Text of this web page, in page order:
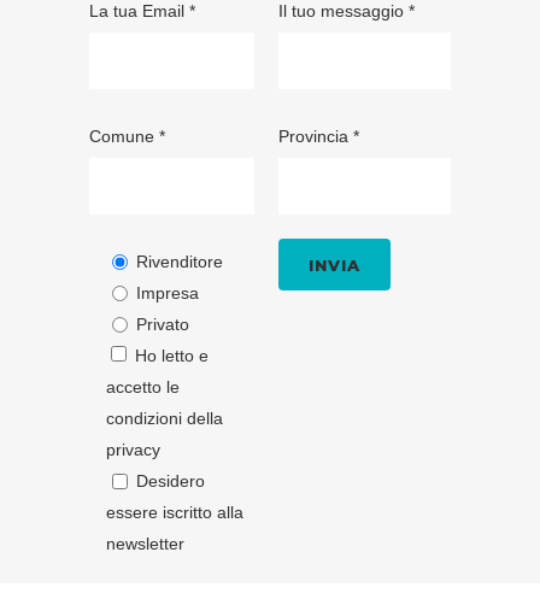
La tua Email *
Comune *
Rivenditore
Impresa
Privato
Ho letto e
accetto le
condizioni della
privacy
Desidero
essere iscritto alla
newsletter
Il tuo messaggio *
Provincia *